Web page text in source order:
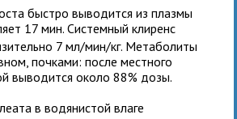
быстро выводится из плазмы
17 мин. Системный клиренс
7 мл/мин/кг. Метаболиты
почками: после местного
выводится около 88% дозы.
в водянистой влаге